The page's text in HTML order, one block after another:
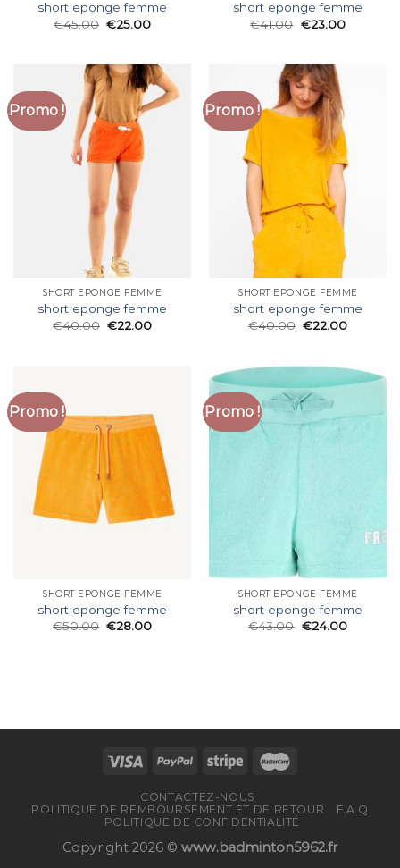
short eponge femme
€45.00 €25.00
short eponge femme
€41.00 €23.00
Promo !
SHORT EPONGE FEMME
short eponge femme
€40.00 €22.00
Promo !
SHORT EPONGE FEMME
short eponge femme
€40.00 €22.00
Promo !
SHORT EPONGE FEMME
short eponge femme
€50.00 €28.00
Promo !
SHORT EPONGE FEMME
short eponge femme
€43.00 €24.00
CONTACTEZ-NOUS
POLITIQUE DE REMBOURSEMENT ET DE RETOUR
F.A.Q
POLITIQUE DE CONFIDENTIALITÉ
Copyright 2026 © www.badminton5962.fr